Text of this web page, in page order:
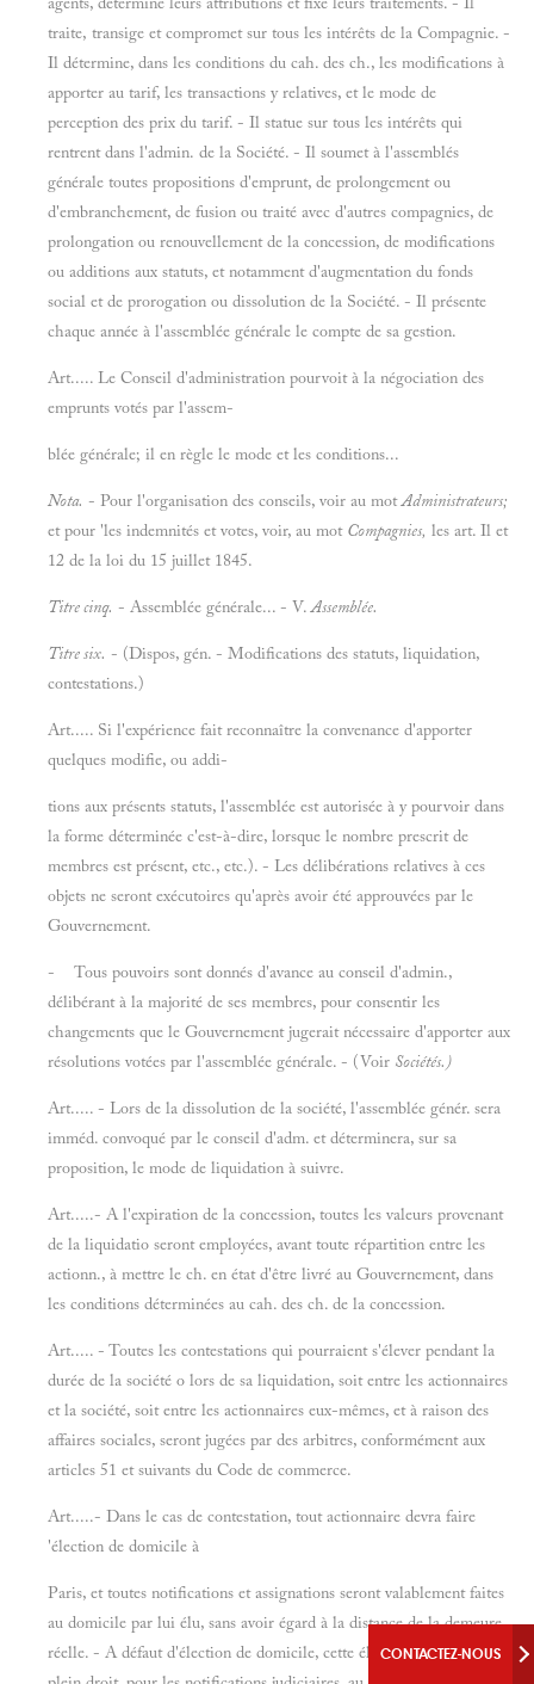
traite, transige et compromet sur tous les intérêts de la Compagnie. -
Il détermine, dans les conditions du cah. des ch., les modifications à
apporter au tarif, les transactions y relatives, et le mode de
perception des prix du tarif. - Il statue sur tous les intérêts qui
rentrent dans l'admin. de la Société. - Il soumet à l'assemblés
générale toutes propositions d'emprunt, de prolongement ou
d'embranchement, de fusion ou traité avec d'autres compagnies, de
prolongation ou renouvellement de la concession, de modifications
ou additions aux statuts, et notamment d'augmentation du fonds
social et de prorogation ou dissolution de la Société. - Il présente
chaque année à l'assemblée générale le compte de sa gestion.
Art..... Le Conseil d'administration pourvoit à la négociation des
emprunts votés par l'assem-
blée générale; il en règle le mode et les conditions...
Nota. - Pour l'organisation des conseils, voir au motAdministrateurs;
et pour 'les indemnités et votes, voir, au mot Compagnies, les art. Il et
12 de la loi du 15 juillet 1845.
Titre cinq. - Assemblée générale... - V.Assemblée.
Titre six. - (Dispos, gén. - Modifications des statuts, liquidation,
contestations.)
Art..... Si l'expérience fait reconnaître la convenance d'apporter
quelques modifie, ou addi-
tions aux présents statuts, l'assemblée est autorisée à y pourvoir dans
la forme déterminée c'est-à-dire, lorsque le nombre prescrit de
membres est présent, etc., etc.). - Les délibérations relatives à ces
objets ne seront exécutoires qu'après avoir été approuvées par le
Gouvernement.
- Tous pouvoirs sont donnés d'avance au conseil d'admin.,
délibérant à la majorité de ses membres, pour consentir les
changements que le Gouvernement jugerait nécessaire d'apporter aux
résolutions votées par l'assemblée générale. - (Voir Sociétés.)
Art..... - Lors de la dissolution de la société, l'assemblée génér. sera
imméd. convoqué par le conseil d'adm. et déterminera, sur sa
proposition, le mode de liquidation à suivre.
Art.....- A l'expiration de la concession, toutes les valeurs provenant
de la liquidatio seront employées, avant toute répartition entre les
actionn., à mettre le ch. en état d'être livré au Gouvernement, dans
les conditions déterminées au cah. des ch. de la concession.
Art..... - Toutes les contestations qui pourraient s'élever pendant la
durée de la société o lors de sa liquidation, soit entre les actionnaires
et la société, soit entre les actionnaires eux-mêmes, et à raison des
affaires sociales, seront jugées par des arbitres, conformément aux
articles 51 et suivants du Code de commerce.
Art.....- Dans le cas de contestation, tout actionnaire devra faire
'élection de domicile à
Paris, et toutes notifications et assignations seront valablement faites
au domicile par lui élu, sans avoir égard à la distance de la demeure
réelle. - A défaut d'élection de domicile, cette élection aura lieu de
CONTACTEZ-NOUS